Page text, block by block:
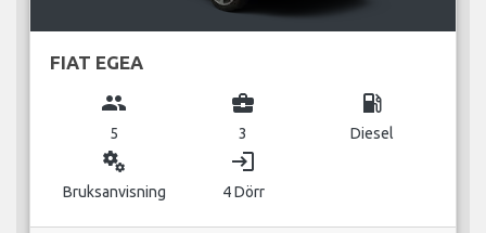
FIAT EGEA
group
5
business_center
3
local_gas_station
Diesel
miscellaneous_services
Bruksanvisning
login
4 Dörr